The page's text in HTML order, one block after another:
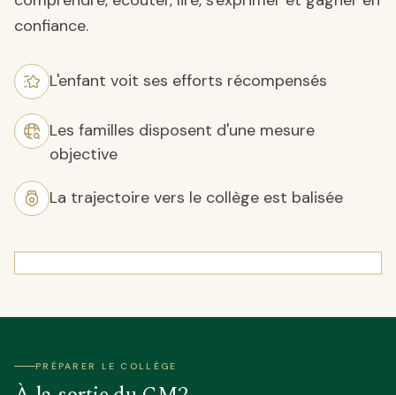
confiance.
L'enfant voit ses efforts récompensés
Les familles disposent d'une mesure
objective
La trajectoire vers le collège est balisée
PRÉPARER LE COLLÈGE